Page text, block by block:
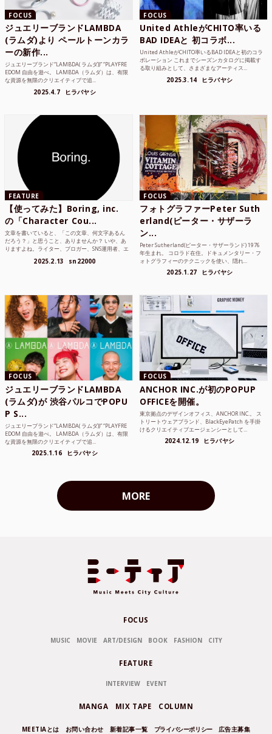
FOCUS
ジュエリーブランドLAMBDA
(ラムダ)より ペールトーンカラ
ーの新作...
ジュエリーブランド“LAMBDA( ラムダ))” “PLAYFRE
EDOM 自由を遊べ。 LAMBDA（ラムダ）は、有限
な資源を無限のクリエイティブで追...
2025.4.7 ヒラバヤシ
FOCUS
United AthleがCHITO率いる
BAD IDEAと 初コラボ...
United AthleがCHITO率いるBAD IDEAと初のコラ
ボレーション これまでシーズンカタログに掲載す
る取り組みとして、さまざまなアーティス...
2025.3.14 ヒラバヤシ
FEATURE
【使ってみた】Boring, inc.
の「Character Cou...
文章を書いていると、「この文章、何文字あるん
だろう？」と思うこと、ありませんか？ いや、あ
りますよね。ライター、ブロガー、SNS運用者、エ
2025.2.13 sn22000
FOCUS
フォトグラファーPeter Suth
erland(ピーター・サザーラ
ン...
Peter Sutherland(ピーター・サザーランド) 1976
年生まれ。 コロラド在住。ドキュメンタリー・フ
ォトグラフィーのテクニックを使い、隠れ...
2025.1.27 ヒラバヤシ
FOCUS
ジュエリーブランドLAMBDA
(ラムダ)が 渋谷パルコでPOPU
P S...
ジュエリーブランド“LAMBDA( ラムダ))” “PLAYFRE
EDOM 自由を遊べ。 LAMBDA（ラムダ）は、有限
な資源を無限のクリエイティブで追...
2025.1.16 ヒラバヤシ
FOCUS
ANCHOR INC.が初のPOPUP
OFFICEを開催。
東京拠点のデザインオフィス、ANCHOR INC.。 ス
トリートウェアブランド、BlackEyePatch を手掛
けるクリエイティブエージェンシーとして...
2024.12.19 ヒラバヤシ
MORE
FOCUS
MUSIC MOVIE ART/DESIGN BOOK FASHION CITY
FEATURE
INTERVIEW EVENT
MANGA MIX TAPE COLUMN
MEETIAとは お問い合わせ 新着記事一覧 プライバシーポリシー 広告主募集